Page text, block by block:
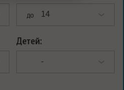
до
Детей: